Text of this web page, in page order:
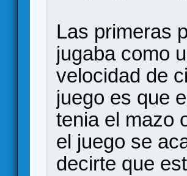
Las primeras
jugaba como
velocidad de
juego es que
tenia el mazo
el juego se
decirte que